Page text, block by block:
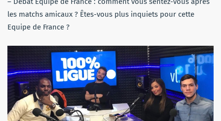
les matchs amicaux ? Êtes-vous plus inquiets pour cette
Equipe de France ?